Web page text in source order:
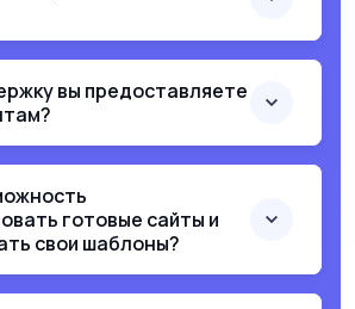
вы предоставляете
готовые сайты и
свои шаблоны?